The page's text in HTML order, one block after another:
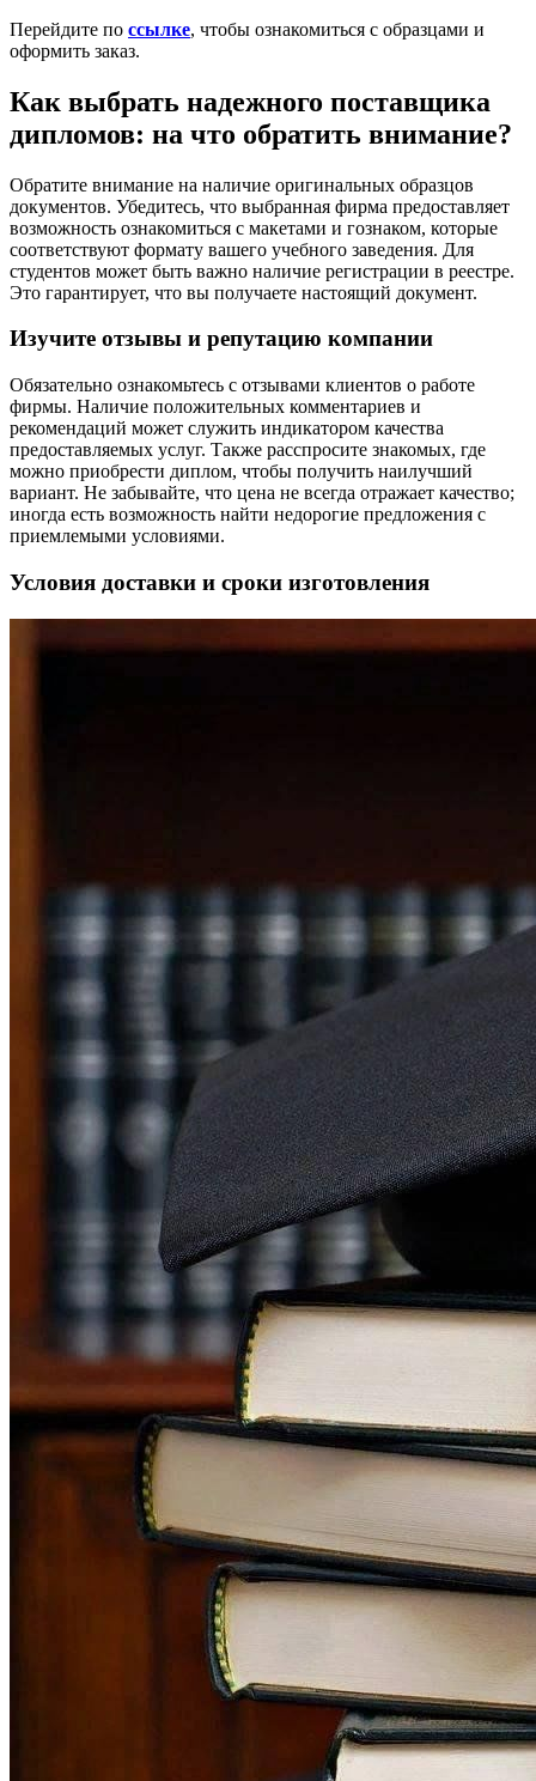
Перейдите по ссылке, чтобы ознакомиться с образцами и
оформить заказ.
Как выбрать надежного поставщика
дипломов: на что обратить внимание?
Обратите внимание на наличие оригинальных образцов
документов. Убедитесь, что выбранная фирма предоставляет
возможность ознакомиться с макетами и гознаком, которые
соответствуют формату вашего учебного заведения. Для
студентов может быть важно наличие регистрации в реестре.
Это гарантирует, что вы получаете настоящий документ.
Изучите отзывы и репутацию компании
Обязательно ознакомьтесь с отзывами клиентов о работе
фирмы. Наличие положительных комментариев и
рекомендаций может служить индикатором качества
предоставляемых услуг. Также расспросите знакомых, где
можно приобрести диплом, чтобы получить наилучший
вариант. Не забывайте, что цена не всегда отражает качество;
иногда есть возможность найти недорогие предложения с
приемлемыми условиями.
Условия доставки и сроки изготовления